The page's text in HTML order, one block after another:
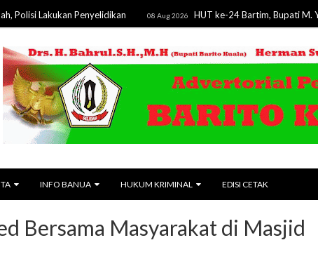
Penyelidikan 08 Aug 2026 HUT ke-24 Bartim, Bupati M. Yamin
INFO BANUA HUKUM KRIMINAL EDISI CETAK
Bersama Masyarakat di Masjid